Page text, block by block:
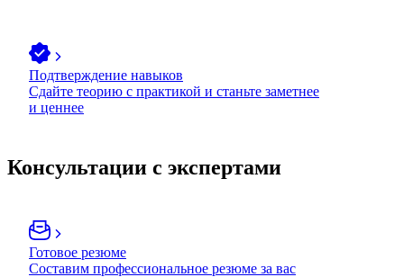
Подтверждение навыков
Сдайте теорию с практикой и станьте заметнее
и ценнее
Консультации с экспертами
Готовое резюме
Составим профессиональное резюме за вас